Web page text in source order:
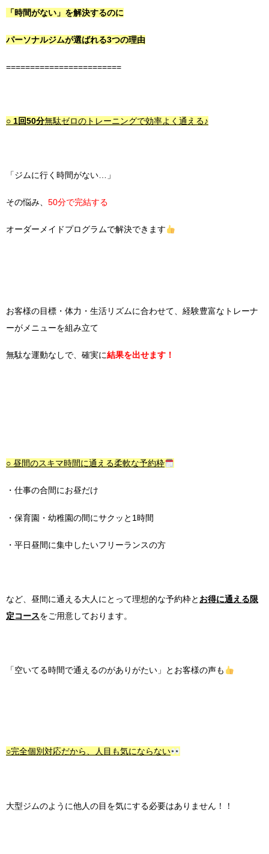
「時間がない」を解決するのに
パーソナルジムが選ばれる3つの理由
========================
○ 1回50分無駄ゼロのトレーニングで効率よく通える♪
「ジムに行く時間がない…」
その悩み、 50分で完結する
オーダーメイドプログラムで解決できます
お客様の目標・体力・生活リズムに合わせて、経験豊富なトレーナ
ーがメニューを組み立て
無駄な運動なしで、確実に結果を出せます！
○ 昼間のスキマ時間に通える柔軟な予約枠
・仕事の合間にお昼だけ
・保育園・幼稚園の間にサクッと1時間
・平日昼間に集中したいフリーランスの方
など、昼間に通える大人にとって理想的な予約枠と お得に通える限
定コースをご用意しております。
「空いてる時間で通えるのがありがたい」とお客様の声も
○完全個別対応だから、人目も気にならない
大型ジムのように他人の目を気にする必要はありません！！